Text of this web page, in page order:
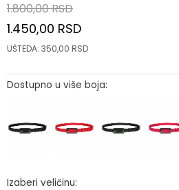
1.800,00RSD
1.450,00 RSD
UŠTEDA: 350,00 RSD
Dostupno u više boja:
Izaberi veličinu: